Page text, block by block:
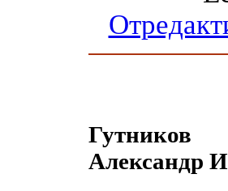
Гутников
Александр